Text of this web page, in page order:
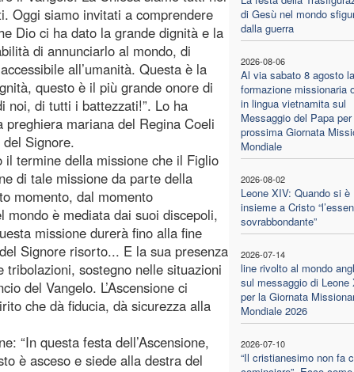
di Gesù nel mondo
dalla guerra
2026-08-06
Al via sabato 8 agosto la
formazione missionaria
in lingua vietnamita sul
Messaggio del Papa
prossima Giornata
Mondiale
2026-08-02
Leone XIV: Quando si è
insieme a Cristo
sovrabbondante”
2026-07-14
line rivolto al mondo
sul messaggio di Leone
per la Giornata
Mondiale 2026
2026-07-10
“Il cristianesimo non fa
Oggi siamo invitati a comprendere
Dio ci ha dato la grande dignità e la
di annunciarlo al mondo, di
all’umanità. Questa è la
questo è il più grande onore di
noi, di tutti i battezzati!”. Lo ha
mariana del Regina Coeli
del Signore.
il termine della missione che il Figlio
di tale missione da parte della
momento, dal momento
mondo è mediata dai suoi discepoli,
missione durerà fino alla fine
Signore risorto... E la sua presenza
sostegno nelle situazioni
del Vangelo. L’Ascensione ci
che dà fiducia, dà sicurezza alla
“In questa festa dell’Ascensione,
è asceso e siede alla destra del